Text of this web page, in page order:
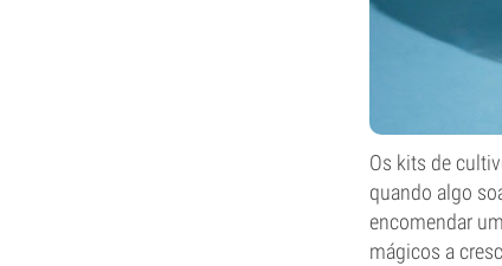
Os kits de
quando algo
encomendar
mágicos a